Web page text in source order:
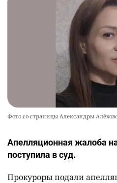
Фото со страницы Александры
Апелляционная жалоба
поступила в суд.
Прокуроры подали